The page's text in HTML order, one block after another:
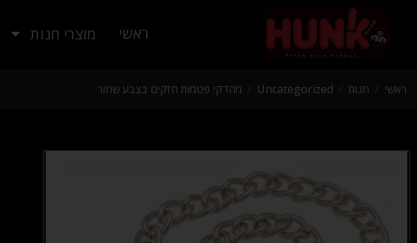
ראשי מוצרי חנות
ראשי חנות Uncategorized מהדקי פטמות חזקים בצבע שחור